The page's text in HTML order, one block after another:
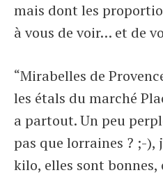
mais dont les
à vous de voir… et de
“Mirabelles de
les étals du marché
a partout. Un peu
pas que lorraines ? ;-),
kilo, elles sont bonnes,